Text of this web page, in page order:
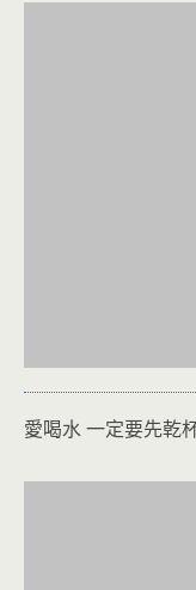
愛喝水 一定要先乾